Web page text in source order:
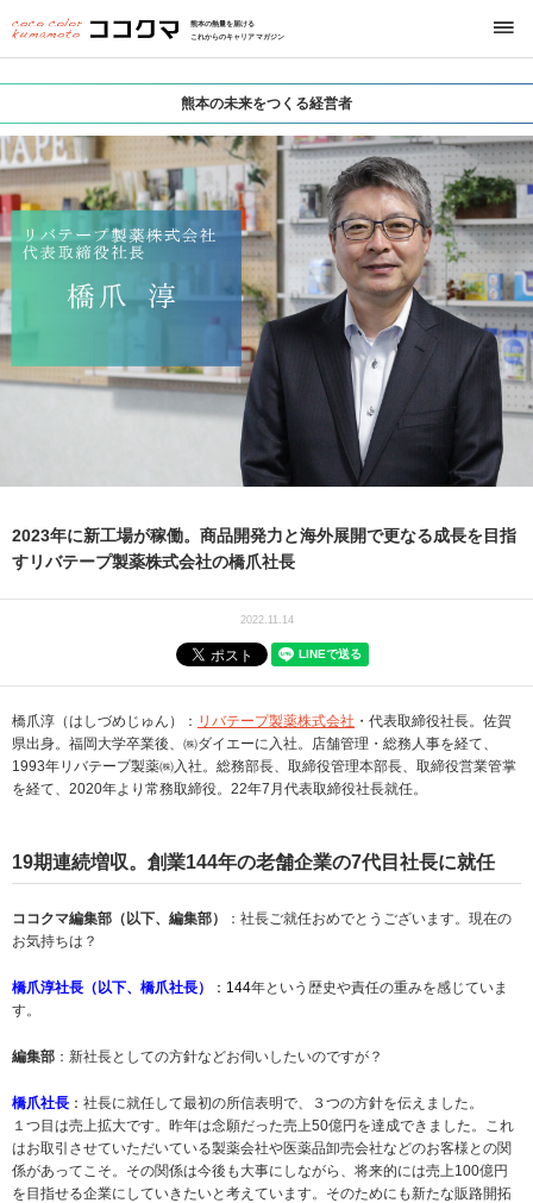
熊本の熱量を届ける
これからのキャリアマガジン
熊本の未来をつくる経営者
2023年に新工場が稼働。商品開発力と海外展開で更なる成長を目指
すリバテープ製薬株式会社の橋爪社長
2022.11.14
橋爪淳（はしづめじゅん）： リバテープ製薬株式会社 ・代表取締役社長。佐賀
県出身。福岡大学卒業後、㈱ダイエーに入社。店舗管理・総務人事を経て、
1993年リバテープ製薬㈱入社。総務部長、取締役管理本部長、取締役営業管掌
を経て、2020年より常務取締役。22年7月代表取締役社長就任。
19期連続増収。創業144年の老舗企業の7代目社長に就任
ココクマ編集部（以下、編集部）
：社長ご就任おめでとうございます。現在の
お気持ちは？
橋爪淳社長（以下、橋爪社長） ：144年という歴史や責任の重みを感じていま
す。
編集部 ：新社長としての方針などお伺いしたいのですが？
橋爪社長 ： 社長に就任して最初の所信表明で、３つの方針を伝えました。
１つ目は売上拡大です。昨年は念願だった売上50億円を達成できました。これ
はお取引させていただいている製薬会社や医薬品卸売会社などのお客様との関
係があってこそ。その関係は今後も大事にしながら、将来的には売上100億円
を目指せる企業にしていきたいと考えています。そのためにも新たな販路開拓